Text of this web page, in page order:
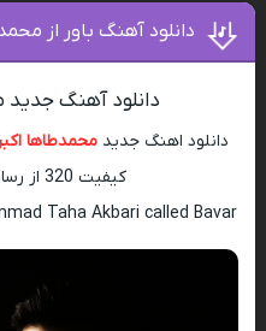
دانلود آهنگ باور از
دانلود آهنگ جدید
دانلود اهنگ جدید محمدطاها
کیفیت 320 از رسانه ی
Taha Akbari called Bavar